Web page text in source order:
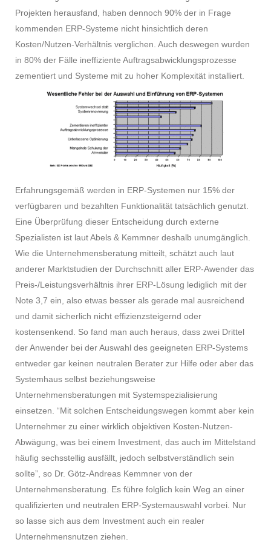
Projekten herausfand, haben dennoch 90% der in Frage
kommenden ERP-Systeme nicht hinsichtlich deren
Kosten/Nutzen-Verhältnis verglichen. Auch deswegen wurden
in 80% der Fälle ineffiziente Auftragsabwicklungsprozesse
zementiert und Systeme mit zu hoher Komplexität installiert.
Erfahrungsgemäß werden in ERP-Systemen nur 15% der
verfügbaren und bezahlten Funktionalität tatsächlich genutzt.
Eine Überprüfung dieser Entscheidung durch externe
Spezialisten ist laut Abels & Kemmner deshalb unumgänglich.
Wie die Unternehmensberatung mitteilt, schätzt auch laut
anderer Marktstudien der Durchschnitt aller ERP-Awender das
Preis-/Leistungsverhältnis ihrer ERP-Lösung lediglich mit der
Note 3,7 ein, also etwas besser als gerade mal ausreichend
und damit sicherlich nicht effizienzsteigernd oder
kostensenkend. So fand man auch heraus, dass zwei Drittel
der Anwender bei der Auswahl des geeigneten ERP-Systems
entweder gar keinen neutralen Berater zur Hilfe oder aber das
Systemhaus selbst beziehungsweise
Unternehmensberatungen mit Systemspezialisierung
einsetzen. “Mit solchen Entscheidungswegen kommt aber kein
Unternehmer zu einer wirklich objektiven Kosten-Nutzen-
Abwägung, was bei einem Investment, das auch im Mittelstand
häufig sechsstellig ausfällt, jedoch selbstverständlich sein
sollte”, so Dr. Götz-Andreas Kemmner von der
Unternehmensberatung. Es führe folglich kein Weg an einer
qualifizierten und neutralen ERP-Systemauswahl vorbei. Nur
so lasse sich aus dem Investment auch ein realer
Unternehmensnutzen ziehen.